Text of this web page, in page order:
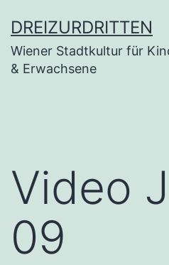
Inhalt
springen
DREIZURDRITTEN
Wiener Stadtkultur für
& Erwachsene
Video
09